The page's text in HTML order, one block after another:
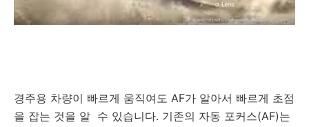
경주용 차량이 빠르게 움직여도 AF가 알아서 빠르게 초점
을 잡는 것을 알 수 있습니다. 기존의 자동 포커스(AF)는